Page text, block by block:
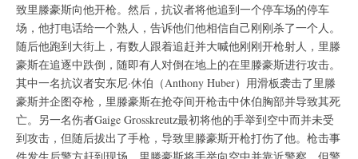
致里滕豪斯向他开枪。然后，抗议者将他追到一个停车场的停车
场，他打电话给一个熟人，告诉他们他相信自己刚刚杀了一个人。
随后他跑到大街上，有数人跟着追赶并大喊他刚刚开枪射人，里滕
豪斯在追逐中跌倒，随即有人对倒在地上的在里滕豪斯进行攻击。
其中一名抗议者安东尼·休伯（Anthony Huber）用滑板袭击了里滕
豪斯并企图夺枪，里滕豪斯在抢夺间开枪击中休伯胸部并导致其死
亡。另一名伤者Gaige Grosskreutz最初将他的手举到空中而并未受
到攻击，但随后拔出了手枪，导致里滕豪斯开枪打伤了他。枪击事